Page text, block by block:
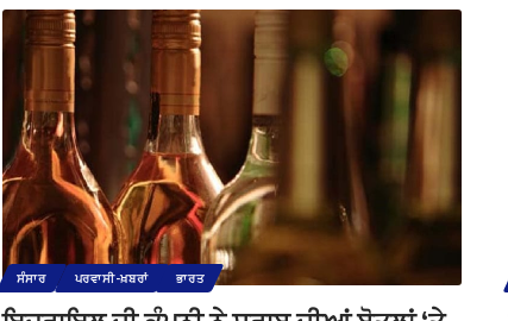
ਸੰਸਾਰ ਪਰਵਾਸੀ-ਖ਼ਬਰਾਂ ਭਾਰਤ